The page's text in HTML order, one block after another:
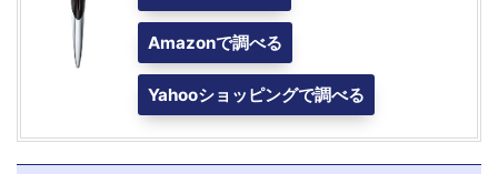
Amazonで調べる
Yahooショッピングで調べる